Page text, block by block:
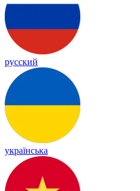
русский
українська